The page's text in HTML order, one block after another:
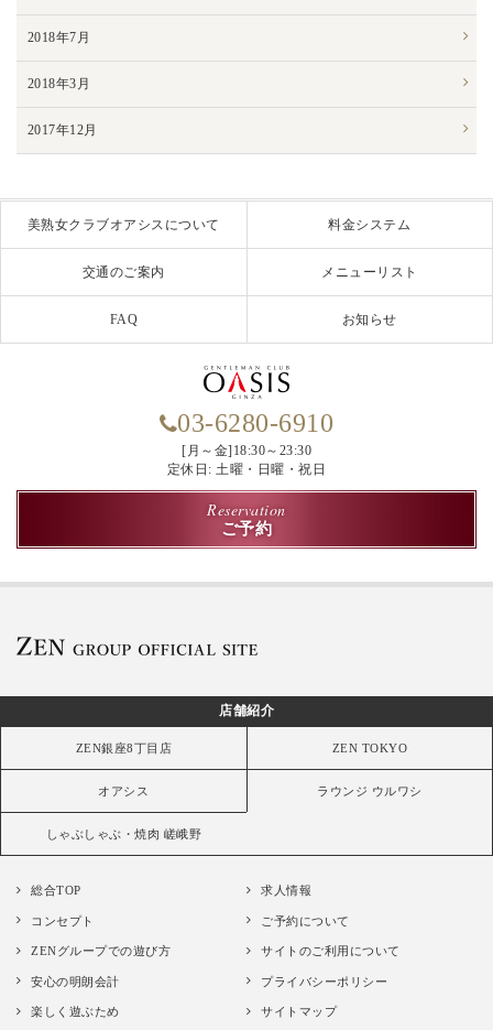
2018年7月
2018年3月
2017年12月
美熟女クラブオアシスについて 料金システム
交通のご案内 メニューリスト
FAQ お知らせ
03-6280-6910
[月～金]18:30～23:30
定休日: 土曜・日曜・祝日
Reservation
ご予約
店舗紹介
ZEN銀座8丁目店 ZEN TOKYO
オアシス ラウンジ ウルワシ
しゃぶしゃぶ・焼肉 嵯峨野
総合TOP
コンセプト
ZENグループでの遊び方
安心の明朗会計
楽しく遊ぶため
求人情報
ご予約について
サイトのご利用について
プライバシーポリシー
サイトマップ